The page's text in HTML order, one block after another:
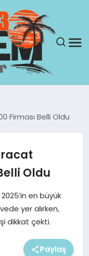
Firması Belli Oldu
Oldu
en büyük
yer alırken,
dikkat çekti.
Paylaş